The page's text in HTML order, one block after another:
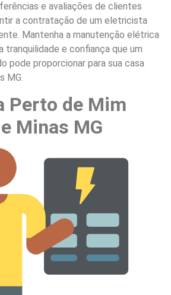
e avaliações de clientes
a contratação de um eletricista
Mantenha a manutenção elétrica
tranquilidade e confiança que um
pode proporcionar para sua casa
MG.
Perto de Mim
Minas MG